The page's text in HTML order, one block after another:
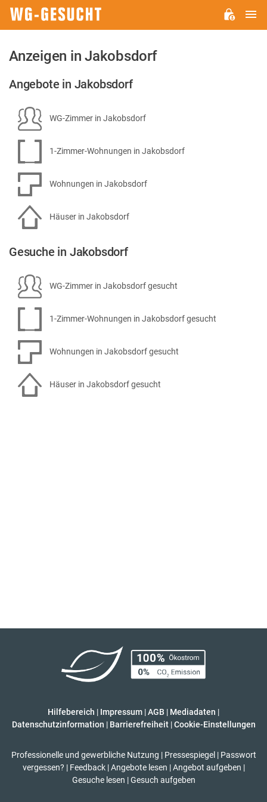
Anzeigen in Jakobsdorf
Angebote in Jakobsdorf
WG-Zimmer in Jakobsdorf
1-Zimmer-Wohnungen in Jakobsdorf
Wohnungen in Jakobsdorf
Häuser in Jakobsdorf
Gesuche in Jakobsdorf
WG-Zimmer in Jakobsdorf gesucht
1-Zimmer-Wohnungen in Jakobsdorf gesucht
Wohnungen in Jakobsdorf gesucht
Häuser in Jakobsdorf gesucht
Hilfebereich | Impressum |AGB | Mediadaten |
Datenschutzinformation | Barrierefreiheit | Cookie-Einstellungen
Professionelle und gewerbliche Nutzung | Pressespiegel | Passwort
vergessen? | Feedback | Angebote lesen | Angebot aufgeben |
Gesuche lesen | Gesuch aufgeben